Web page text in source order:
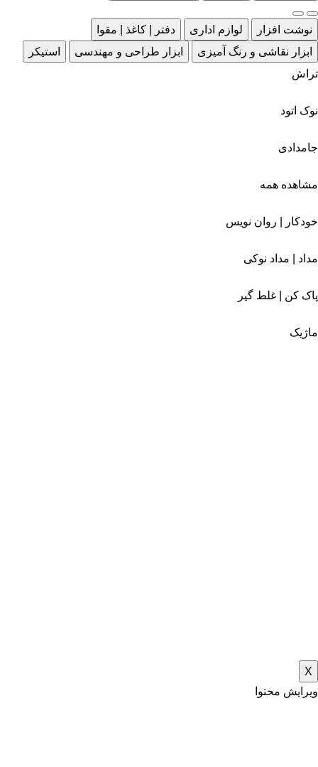
نوشت افزار لوازم اداری
دفتر | کاغذ | مقوا
ابزار نقاشی و رنگ آمیزی
ابزار طراحی و مهندسی
استیکر
تراش
نوک اتود
جامدادی
مشاهده همه
خودکار | روان نویس
مداد | مداد نوکی
پاک کن | غلط گیر
ماژیک
X
ویرایش محتوا